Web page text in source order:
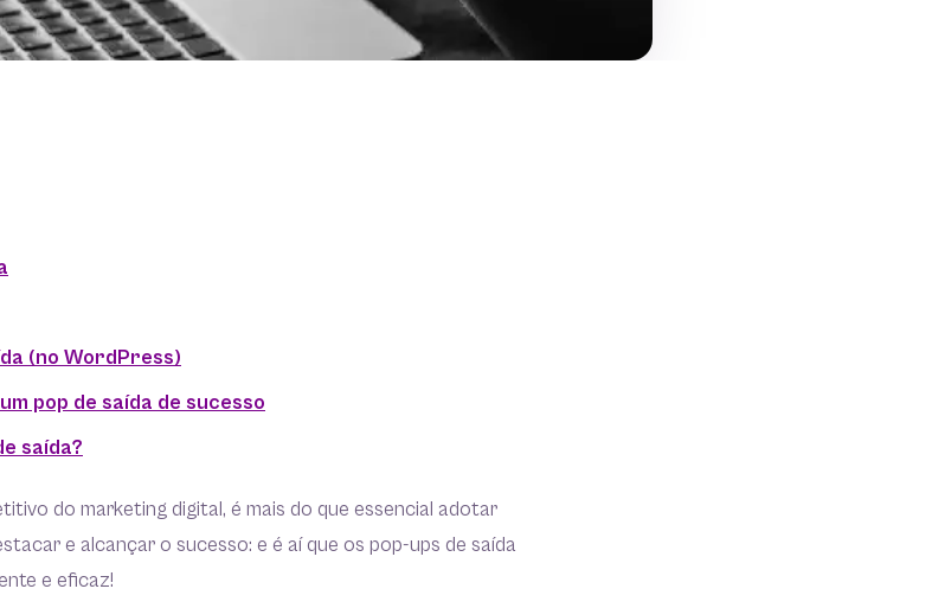
(no WordPress)
pop de saída de sucesso
saída?
do marketing digital, é mais do que essencial adotar
e alcançar o sucesso: e é aí que os pop-ups de saída
e eficaz!